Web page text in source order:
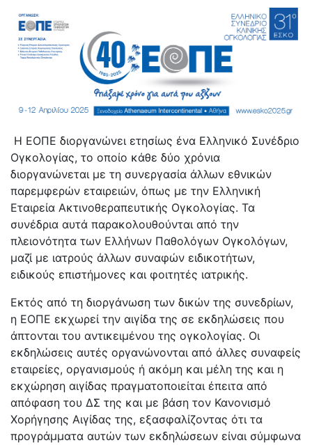
Η ΕΟΠΕ διοργανώνει ετησίως ένα Ελληνικό Συνέδριο
Ογκολογίας, το οποίο κάθε δύο χρόνια
διοργανώνεται με τη συνεργασία άλλων εθνικών
παρεμφερών εταιρειών, όπως με την Ελληνική
Εταιρεία Ακτινοθεραπευτικής Ογκολογίας. Τα
συνέδρια αυτά παρακολουθούνται από την
πλειονότητα των Ελλήνων Παθολόγων Ογκολόγων,
μαζί με ιατρούς άλλων συναφών ειδικοτήτων,
ειδικούς επιστήμονες και φοιτητές ιατρικής.
Εκτός από τη διοργάνωση των δικών της συνεδρίων,
η ΕΟΠΕ εκχωρεί την αιγίδα της σε εκδηλώσεις που
άπτονται του αντικειμένου της ογκολογίας. Οι
εκδηλώσεις αυτές οργανώνονται από άλλες συναφείς
εταιρείες, οργανισμούς ή ακόμη και μέλη της και η
εκχώρηση αιγίδας πραγματοποιείται έπειτα από
απόφαση του ΔΣ της και με βάση τον Κανονισμό
Χορήγησης Αιγίδας της, εξασφαλίζοντας ότι τα
προγράμματα αυτών των εκδηλώσεων είναι σύμφωνα